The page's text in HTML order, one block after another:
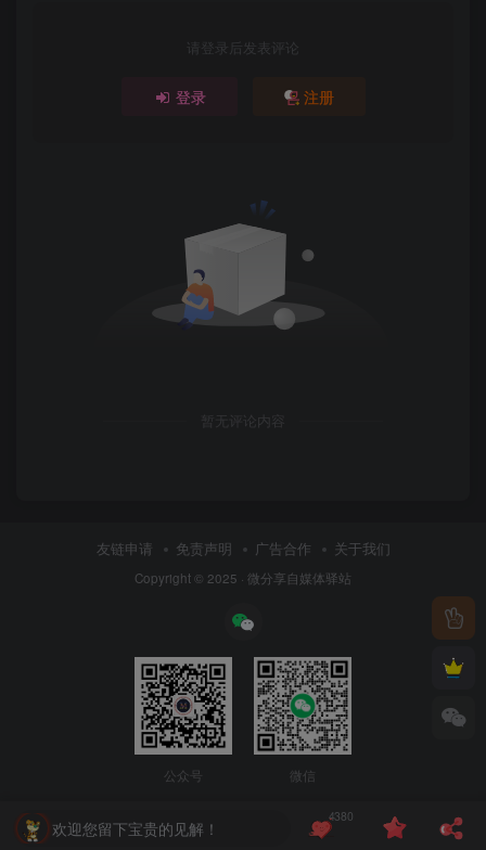
请登录后发表评论
登录 注册
暂无评论内容
友链申请 免责声明 广告合作 关于我们
Copyright © 2025 · 微分享自媒体驿站
公众号 微信
欢迎您留下宝贵的见解！
4380